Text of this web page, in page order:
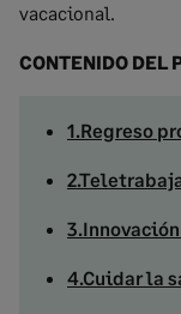
vacacional.
CONTENIDO DEL
1.Regreso
4.Cuidar la